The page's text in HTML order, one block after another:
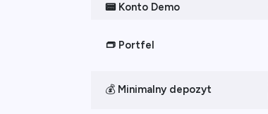
📟 Konto Demo
👝 Portfel
💰 Minimalny depozyt